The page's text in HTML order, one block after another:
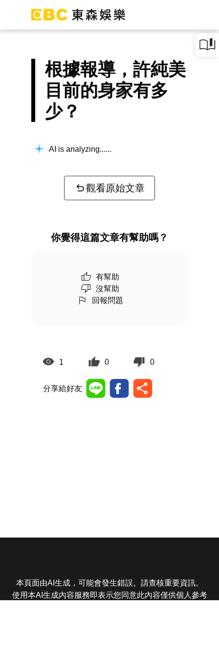
根據報導，許純美
目前的身家有多
少？
AI is analyzing...
觀看原始文章
你覺得這篇文章有幫助嗎？
有幫助
沒幫助
回報問題
1 0 0
分享給好友
本頁面由AI生成，可能會發生錯誤。請查核重要資訊。
使用本AI生成內容服務即表示您同意此內容僅供個人參考